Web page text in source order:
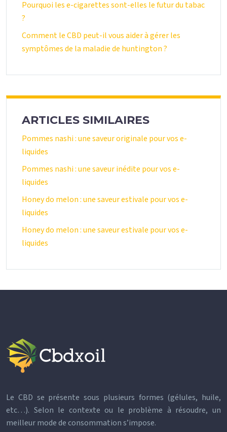
Pourquoi les e-cigarettes sont-elles le futur du tabac
?
Comment le CBD peut-il vous aider à gérer les
symptômes de la maladie de huntington ?
ARTICLES SIMILAIRES
Pommes nashi : une saveur originale pour vos e-
liquides
Pommes nashi : une saveur inédite pour vos e-
liquides
Honey do melon : une saveur estivale pour vos e-
liquides
Honey do melon : une saveur estivale pour vos e-
liquides
Le CBD se présente sous plusieurs formes (gélules, huile,
etc…). Selon le contexte ou le problème à résoudre, un
meilleur mode de consommation s’impose.